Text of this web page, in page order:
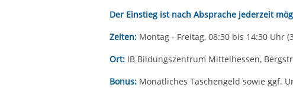
Der Einstieg ist nach Absprache jederzeit
Zeiten: Montag - Freitag, 08:30 bis 14:30 Uhr
Ort:IB Bildungszentrum Mittelhessen,
Bonus: Monatliches Taschengeld sowie ggf.